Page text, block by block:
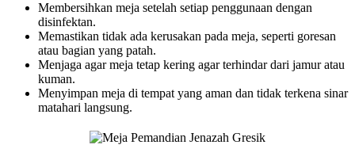
Membersihkan meja setelah setiap penggunaan dengan
disinfektan.
Memastikan tidak ada kerusakan pada meja, seperti goresan
atau bagian yang patah.
Menjaga agar meja tetap kering agar terhindar dari jamur atau
kuman.
Menyimpan meja di tempat yang aman dan tidak terkena sinar
matahari langsung.